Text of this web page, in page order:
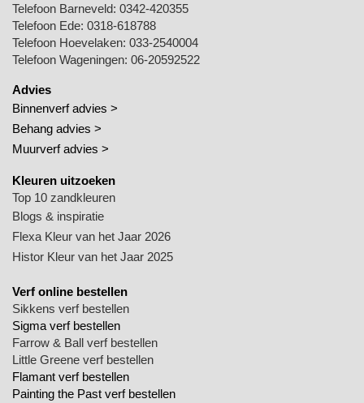
Telefoon Barneveld: 0342-420355
Telefoon Ede: 0318-618788
Telefoon Hoevelaken: 033-2540004
Telefoon Wageningen: 06-20592522
Advies
Binnenverf advies >
Behang advies >
Muurverf advies >
Kleuren uitzoeken
Top 10 zandkleuren
Blogs & inspiratie
Flexa Kleur van het Jaar 2026
Histor Kleur van het Jaar 2025
Verf online bestellen
Sikkens verf bestellen
Sigma verf bestellen
Farrow & Ball verf bestellen
Little Greene verf bestellen
Flamant verf bestellen
Painting the Past verf bestellen